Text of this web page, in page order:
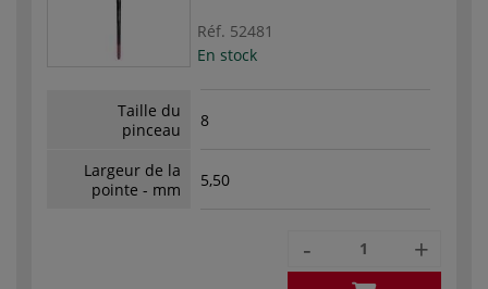
Réf. 52481
En stock
Taille du
pinceau
8
Largeur de la
pointe - mm
5,50
- +